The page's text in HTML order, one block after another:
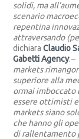
solidi, ma
scenario
repentina
attraversando
dichiaraClaudio
Gabetti Agency:–
markets
superiore alla
ormai imboccato
essere ottimisti
markets siano
che hanno gli
di rallentamento